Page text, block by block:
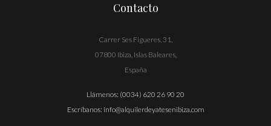
Contacto
Carrer Ses Figueres, 31,
07800 Ibiza, Islas Baleares,
España
Llámenos: (0034) 620 26 90 20
Escríbanos: info@alquilerdeyatesenibiza.com